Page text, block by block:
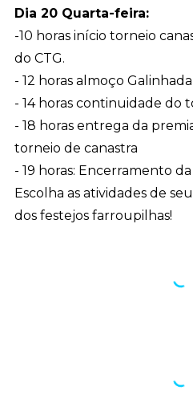
Dia 20 Quarta-feira:
-10 horas início torneio
do CTG.
- 12 horas almoço Galinhada
- 14 horas continuidade do
- 18 horas entrega da
torneio de canastra
- 19 horas: Encerramento
Escolha as atividades de
dos festejos farroupilhas!